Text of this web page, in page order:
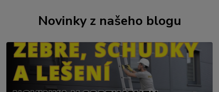
Novinky z našeho blogu